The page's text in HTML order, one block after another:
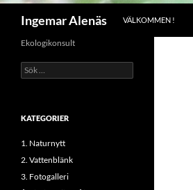
Ingemar Alenäs VÄLKOMMEN !
Ekologikonsult
Sök
efter:
KATEGORIER
1. Naturnytt
2. Vattenblänk
3. Fotogalleri